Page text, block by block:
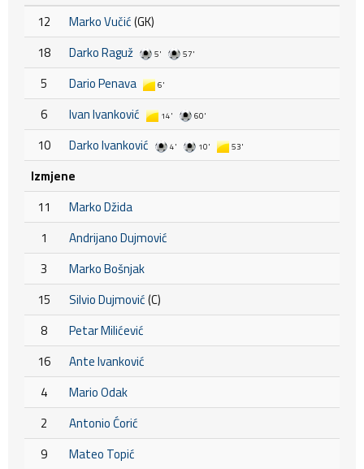
12 Marko Vučić(GK)
18
Darko Raguž 5' 57'
5 Dario Penava 6'
6 Ivan Ivanković 14' 60'
10 Darko Ivanković 4' 10' 53'
Izmjene
11
Marko Džida
1
Andrijano Dujmović
3
Marko Bošnjak
15
Silvio Dujmović(C)
8
Petar Milićević
16
Ante Ivanković
4
Mario Odak
2
Antonio Ćorić
9
Mateo Topić